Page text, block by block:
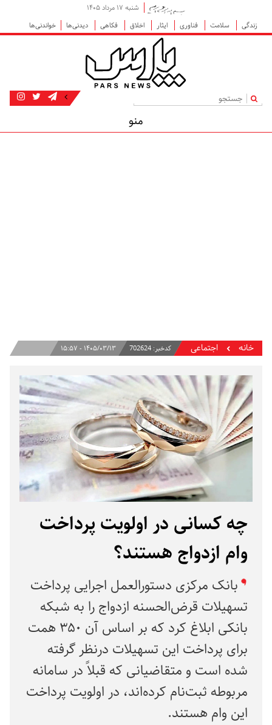
شنبه ۱۷ مرداد ۱۴۰۵
زندگی
سلامت فناوری ایثار اخلاق فکاهی دیدنی‌ها خواندنی‌ها
|
منو
خانه اجتماعی کدخبر:702624 ۱۴۰۵/۰۳/۱۳ - ۱۵:۵۷
چه کسانی در اولویت پرداخت
وام ازدواج هستند؟
بانک مرکزی دستورالعمل اجرایی پرداخت
تسهیلات قرض‌الحسنه ازدواج را به شبکه
بانکی ابلاغ کرد که بر اساس آن ۳۵۰ همت
برای پرداخت این تسهیلات درنظر گرفته
شده است و متقاضیانی که قبلاً در سامانه
مربوطه ثبت‌نام کرده‌اند، در اولویت پرداخت
این وام هستند.